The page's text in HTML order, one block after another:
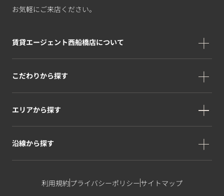
お気軽にご来店ください。
賃貸エージェント西船橋店について
こだわりから探す
エリアから探す
沿線から探す
利用規約プライバシーポリシーサイトマップ